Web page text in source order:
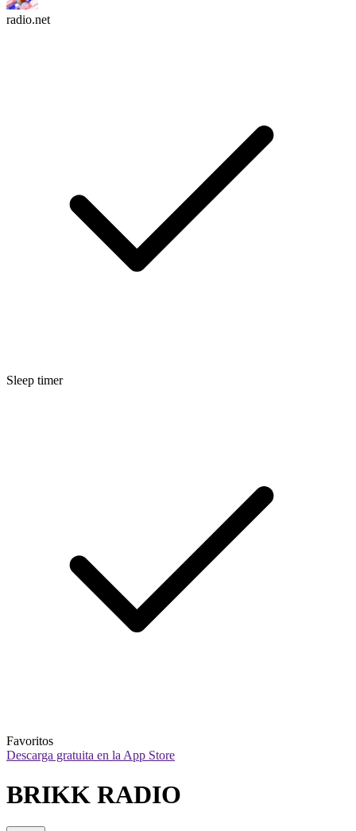
radio.net
Sleep timer
Favoritos
Descarga gratuita en la App Store
BRIKK RADIO